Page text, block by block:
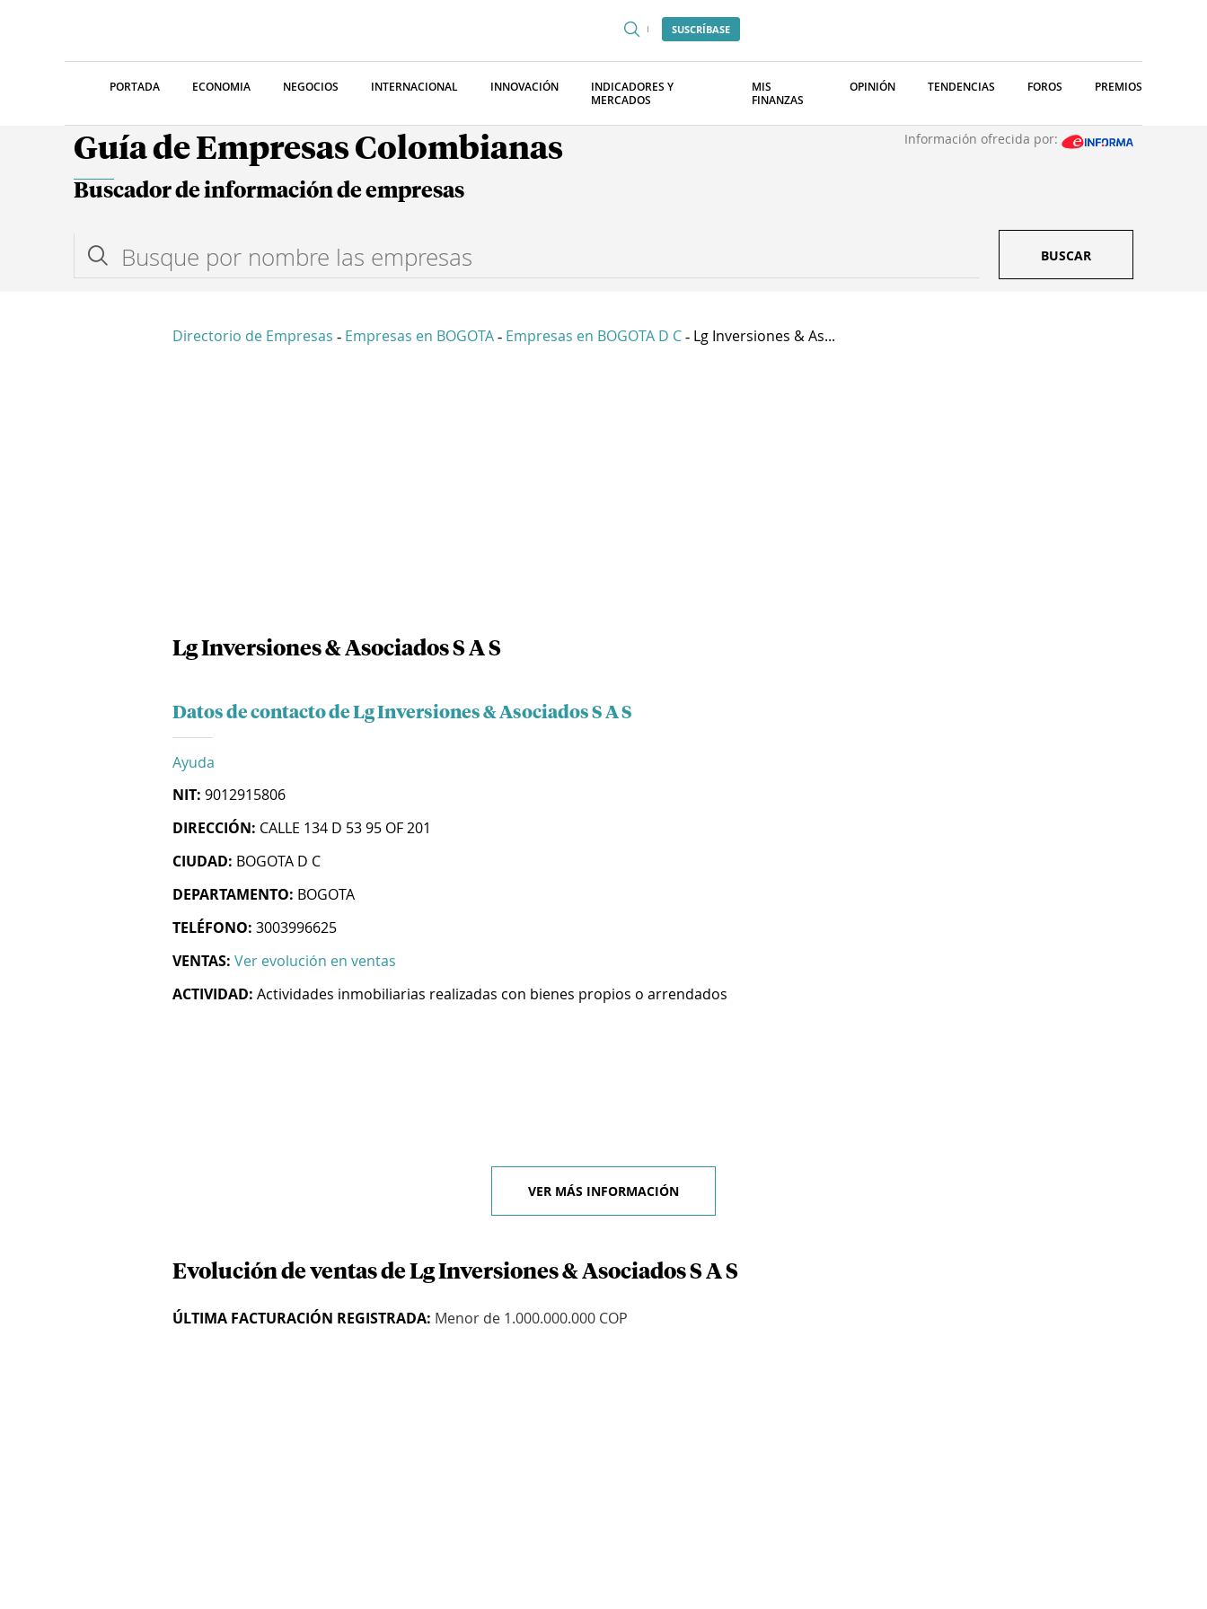
SUSCRÍBASE
PORTADA ECONOMIA NEGOCIOS INTERNACIONAL INNOVACIÓN
INDICADORES Y
MERCADOS
MIS
FINANZAS
OPINIÓN TENDENCIAS FOROS PREMIOS
Guía de Empresas Colombianas Información ofrecida por:
Buscador de información de empresas
BUSCAR
Directorio de Empresas - Empresas en BOGOTA - Empresas en BOGOTA D C - Lg Inversiones & As...
Lg Inversiones & Asociados S A S
Datos de contacto de Lg Inversiones & Asociados S A S
Ayuda
NIT: 9012915806
DIRECCIÓN: CALLE 134 D 53 95 OF 201
CIUDAD: BOGOTA D C
DEPARTAMENTO: BOGOTA
TELÉFONO: 3003996625
VENTAS: Ver evolución en ventas
ACTIVIDAD: Actividades inmobiliarias realizadas con bienes propios o arrendados
VER MÁS INFORMACIÓN
Evolución de ventas de Lg Inversiones & Asociados S A S
ÚLTIMA FACTURACIÓN REGISTRADA: Menor de 1.000.000.000 COP